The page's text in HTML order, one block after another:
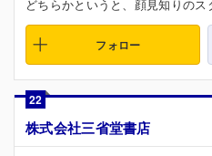
どちらかというと、顔見知りの
フォロー
22
株式会社三省堂書店